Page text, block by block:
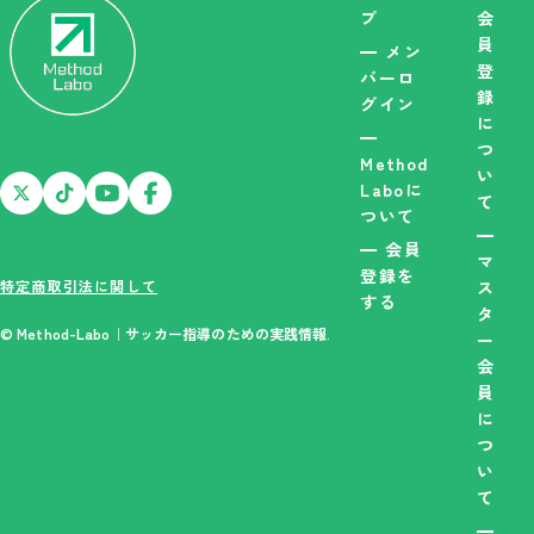
特定商取引法に関して
© Method-Labo｜サッカー指導のための実践情報.
プ
メン
バーロ
グイン
Method
Laboに
ついて
会員
登録を
する
会
員
登
録
に
つ
い
て
マ
ス
タ
ー
会
員
に
つ
い
て